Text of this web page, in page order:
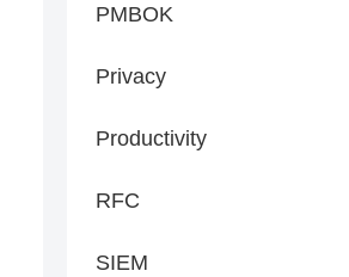
PMBOK
Privacy
Productivity
RFC
SIEM